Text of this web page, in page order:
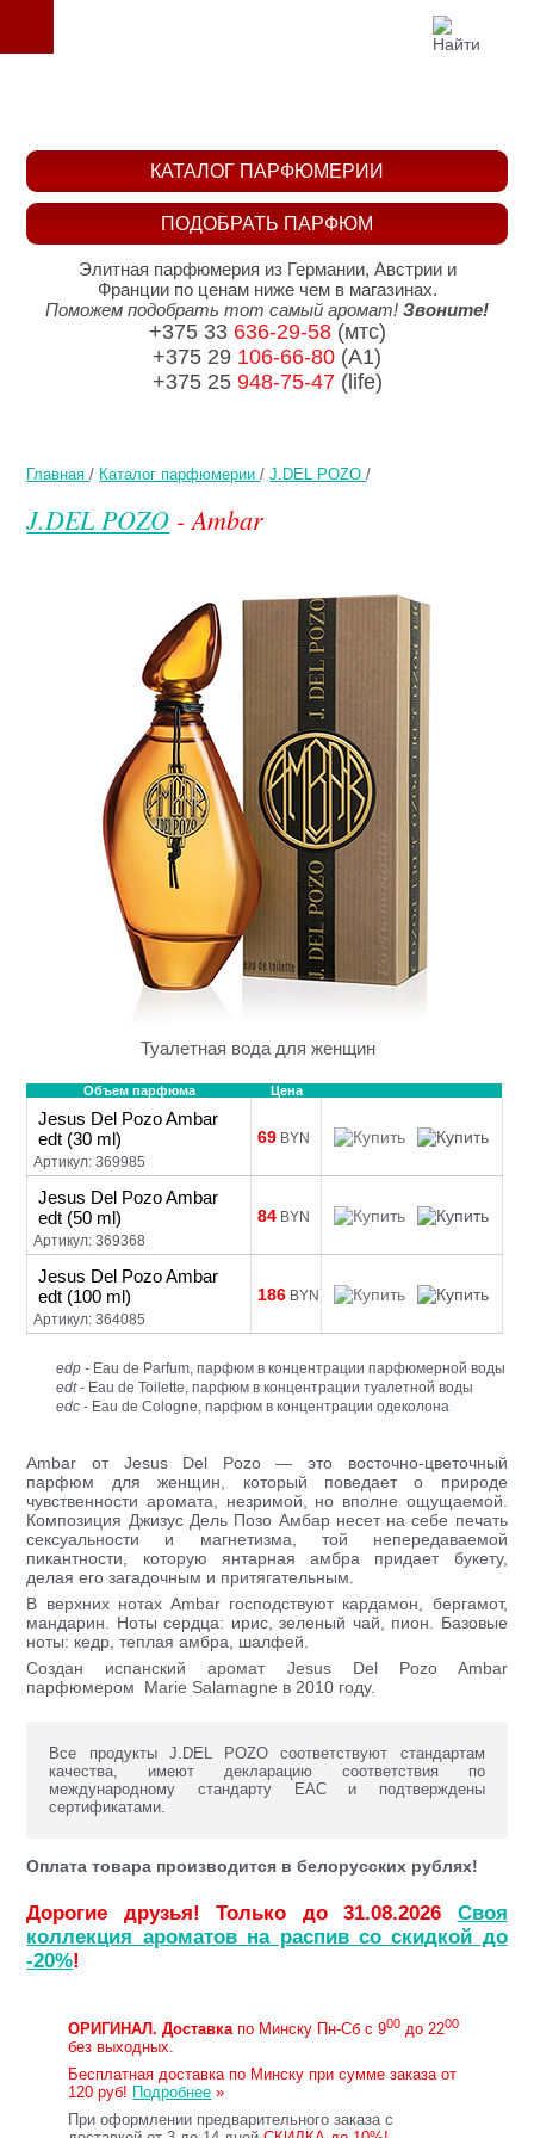
Главная / Каталог парфюмерии /J.DEL POZO /
J.DEL POZO - Ambar
Туалетная вода для женщин
Объем парфюма Цена
Jesus Del Pozo Ambar
edt (30 ml)
Артикул: 369985
69 BYN
Jesus Del Pozo Ambar
edt (50 ml)
Артикул: 369368
84 BYN
Jesus Del Pozo Ambar
edt (100 ml)
Артикул: 364085
186 BYN
edp - Eau de Parfum, парфюм в концентрации парфюмерной воды
edt- Eau de Toilette, парфюм в концентрации туалетной воды
edc - Eau de Cologne, парфюм в концентрации одеколона
Ambar от Jesus Del Pozo — это восточно-цветочный
парфюм для женщин, который поведает о природе
чувственности аромата, незримой, но вполне ощущаемой.
Композиция Джизус Дель Позо Амбар несет на себе печать
сексуальности и магнетизма, той непередаваемой
пикантности, которую янтарная амбра придает букету,
делая его загадочным и притягательным.
В верхних нотах Ambar господствуют кардамон, бергамот,
мандарин. Ноты сердца: ирис, зеленый чай, пион. Базовые
ноты: кедр, теплая амбра, шалфей.
Создан испанский аромат Jesus Del Pozo Ambar
парфюмером Marie Salamagne в 2010 году.
Все продукты J.DEL POZO соответствуют стандартам
качества, имеют декларацию соответствия по
международному стандарту ЕАС и подтверждены
сертификатами.
Оплата товара производится в белорусских рублях!
Дорогие друзья! Только до 31.08.2026 Своя
коллекция ароматов на распив со скидкой до
-20%!
ОРИГИНАЛ. Доставкапо Минску Пн-Сб с 900 до 2200
без выходных.
Бесплатная доставка по Минску при сумме заказа от
120 руб! Подробнее »
При оформлении предварительного заказа с
ПОДОБРАТЬ ПАРФЮМ
КАТАЛОГ ПАРФЮМЕРИИ
Элитная парфюмерия из Германии, Австрии и
Франции по ценам ниже чем в магазинах.
Поможем подобрать тот самый аромат! Звоните!
+375 33 636-29-58(мтс)
+375 29 106-66-80 (A1)
+375 25 948-75-47(life)